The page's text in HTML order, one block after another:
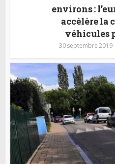
environs :
accélère la
véhicules
30 septembre 2019